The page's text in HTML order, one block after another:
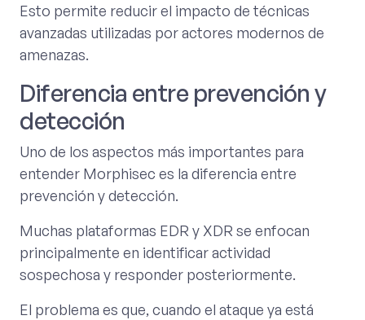
Esto permite reducir el impacto de técnicas
avanzadas utilizadas por actores modernos de
amenazas.
Diferencia entre prevención y
detección
Uno de los aspectos más importantes para
entender Morphisec es la diferencia entre
prevención y detección.
Muchas plataformas EDR y XDR se enfocan
principalmente en identificar actividad
sospechosa y responder posteriormente.
El problema es que, cuando el ataque ya está